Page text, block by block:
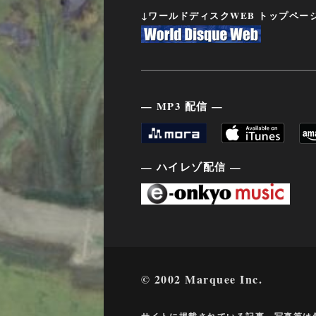
↓ワールドディスクWEB トップペー
— MP3 配信 —
— ハイレゾ配信 —
© 2002 Marquee Inc.